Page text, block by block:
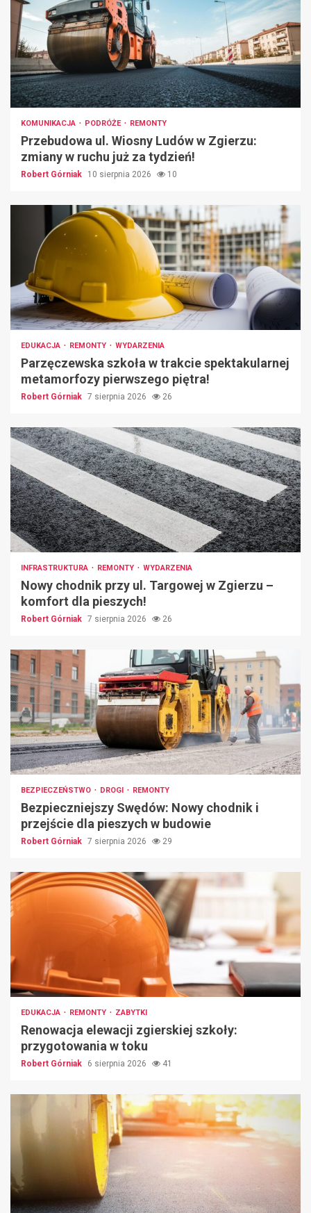
KOMUNIKACJA PODRÓŻE REMONTY
Przebudowa ul. Wiosny Ludów w Zgierzu:
zmiany w ruchu już za tydzień!
Robert Górniak 10 sierpnia 2026 10
EDUKACJA REMONTY WYDARZENIA
Parzęczewska szkoła w trakcie spektakularnej
metamorfozy pierwszego piętra!
Robert Górniak 7 sierpnia 2026 26
INFRASTRUKTURA REMONTY WYDARZENIA
Nowy chodnik przy ul. Targowej w Zgierzu –
komfort dla pieszych!
Robert Górniak 7 sierpnia 2026 26
BEZPIECZEŃSTWO DROGI REMONTY
Bezpieczniejszy Swędów: Nowy chodnik i
przejście dla pieszych w budowie
Robert Górniak 7 sierpnia 2026 29
EDUKACJA REMONTY ZABYTKI
Renowacja elewacji zgierskiej szkoły:
przygotowania w toku
Robert Górniak 6 sierpnia 2026 41